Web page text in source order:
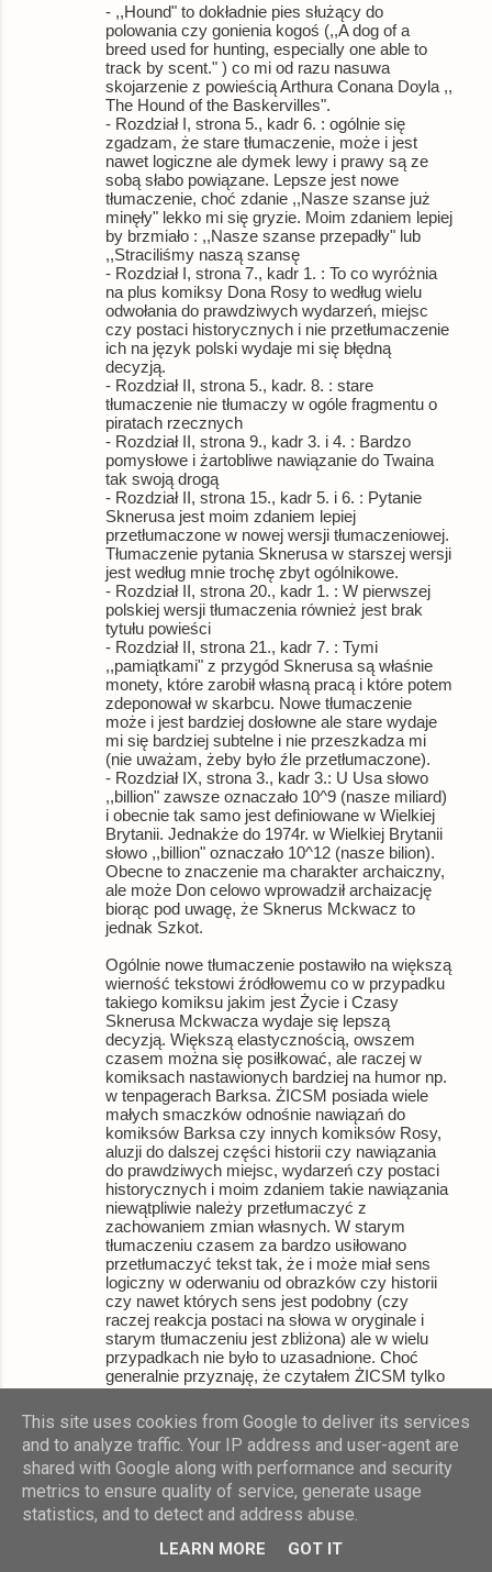
- ,,Hound" to dokładnie pies służący do
polowania czy gonienia kogoś (,,A dog of a
breed used for hunting, especially one able to
track by scent." ) co mi od razu nasuwa
skojarzenie z powieścią Arthura Conana Doyla ,,
The Hound of the Baskervilles".
- Rozdział I, strona 5., kadr 6. : ogólnie się
zgadzam, że stare tłumaczenie, może i jest
nawet logiczne ale dymek lewy i prawy są ze
sobą słabo powiązane. Lepsze jest nowe
tłumaczenie, choć zdanie ,,Nasze szanse już
minęły" lekko mi się gryzie. Moim zdaniem lepiej
by brzmiało : ,,Nasze szanse przepadły" lub
,,Straciliśmy naszą szansę
- Rozdział I, strona 7., kadr 1. : To co wyróżnia
na plus komiksy Dona Rosy to według wielu
odwołania do prawdziwych wydarzeń, miejsc
czy postaci historycznych i nie przetłumaczenie
ich na język polski wydaje mi się błędną
decyzją.
- Rozdział II, strona 5., kadr. 8. : stare
tłumaczenie nie tłumaczy w ogóle fragmentu o
piratach rzecznych
- Rozdział II, strona 9., kadr 3. i 4. : Bardzo
pomysłowe i żartobliwe nawiązanie do Twaina
tak swoją drogą
- Rozdział II, strona 15., kadr 5. i 6. : Pytanie
Sknerusa jest moim zdaniem lepiej
przetłumaczone w nowej wersji tłumaczeniowej.
Tłumaczenie pytania Sknerusa w starszej wersji
jest według mnie trochę zbyt ogólnikowe.
- Rozdział II, strona 20., kadr 1. : W pierwszej
polskiej wersji tłumaczenia również jest brak
tytułu powieści
- Rozdział II, strona 21., kadr 7. : Tymi
,,pamiątkami" z przygód Sknerusa są właśnie
monety, które zarobił własną pracą i które potem
zdeponował w skarbcu. Nowe tłumaczenie
może i jest bardziej dosłowne ale stare wydaje
mi się bardziej subtelne i nie przeszkadza mi
(nie uważam, żeby było źle przetłumaczone).
- Rozdział IX, strona 3., kadr 3.: U Usa słowo
,,billion" zawsze oznaczało 10^9 (nasze miliard)
i obecnie tak samo jest definiowane w Wielkiej
Brytanii. Jednakże do 1974r. w Wielkiej Brytanii
słowo ,,billion" oznaczało 10^12 (nasze bilion).
Obecne to znaczenie ma charakter archaiczny,
ale może Don celowo wprowadził archaizację
biorąc pod uwagę, że Sknerus Mckwacz to
jednak Szkot.
Ogólnie nowe tłumaczenie postawiło na większą
wierność tekstowi źródłowemu co w przypadku
takiego komiksu jakim jest Życie i Czasy
Sknerusa Mckwacza wydaje się lepszą
decyzją. Większą elastycznością, owszem
czasem można się posiłkować, ale raczej w
komiksach nastawionych bardziej na humor np.
w tenpagerach Barksa. ŻICSM posiada wiele
małych smaczków odnośnie nawiązań do
komiksów Barksa czy innych komiksów Rosy,
aluzji do dalszej części historii czy nawiązania
do prawdziwych miejsc, wydarzeń czy postaci
historycznych i moim zdaniem takie nawiązania
niewątpliwie należy przetłumaczyć z
zachowaniem zmian własnych. W starym
tłumaczeniu czasem za bardzo usiłowano
przetłumaczyć tekst tak, że i może miał sens
logiczny w oderwaniu od obrazków czy historii
czy nawet których sens jest podobny (czy
raczej reakcja postaci na słowa w oryginale i
starym tłumaczeniu jest zbliżona) ale w wielu
przypadkach nie było to uzasadnione. Choć
generalnie przyznaję, że czytałem ŻICSM tylko
w starym tłumaczeniu to o ile się zgadzam w
większości z tym co napisałeś to generalnie
komiks w tym tłumaczeniu czytało mi się nieźle,
choć czytałem to nie będąc świadomym tych
błędów, co pokazuję, że pod względem języka
polskiego nie jest tak fatalnie. Gorzej trochę z
wiernym odwzorowaniem myśli postaci.
Kaczogród
16 listopada 2017 22:29
This site uses cookies from Google to deliver its services
and to analyze traffic. Your IP address and user-agent are
shared with Google along with performance and security
metrics to ensure quality of service, generate usage
statistics, and to detect and address abuse.
LEARN MORE GOT IT